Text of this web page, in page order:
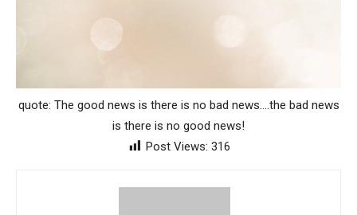
quote: The good news is there is no bad news….the bad news
is there is no good news!
Post Views: 316